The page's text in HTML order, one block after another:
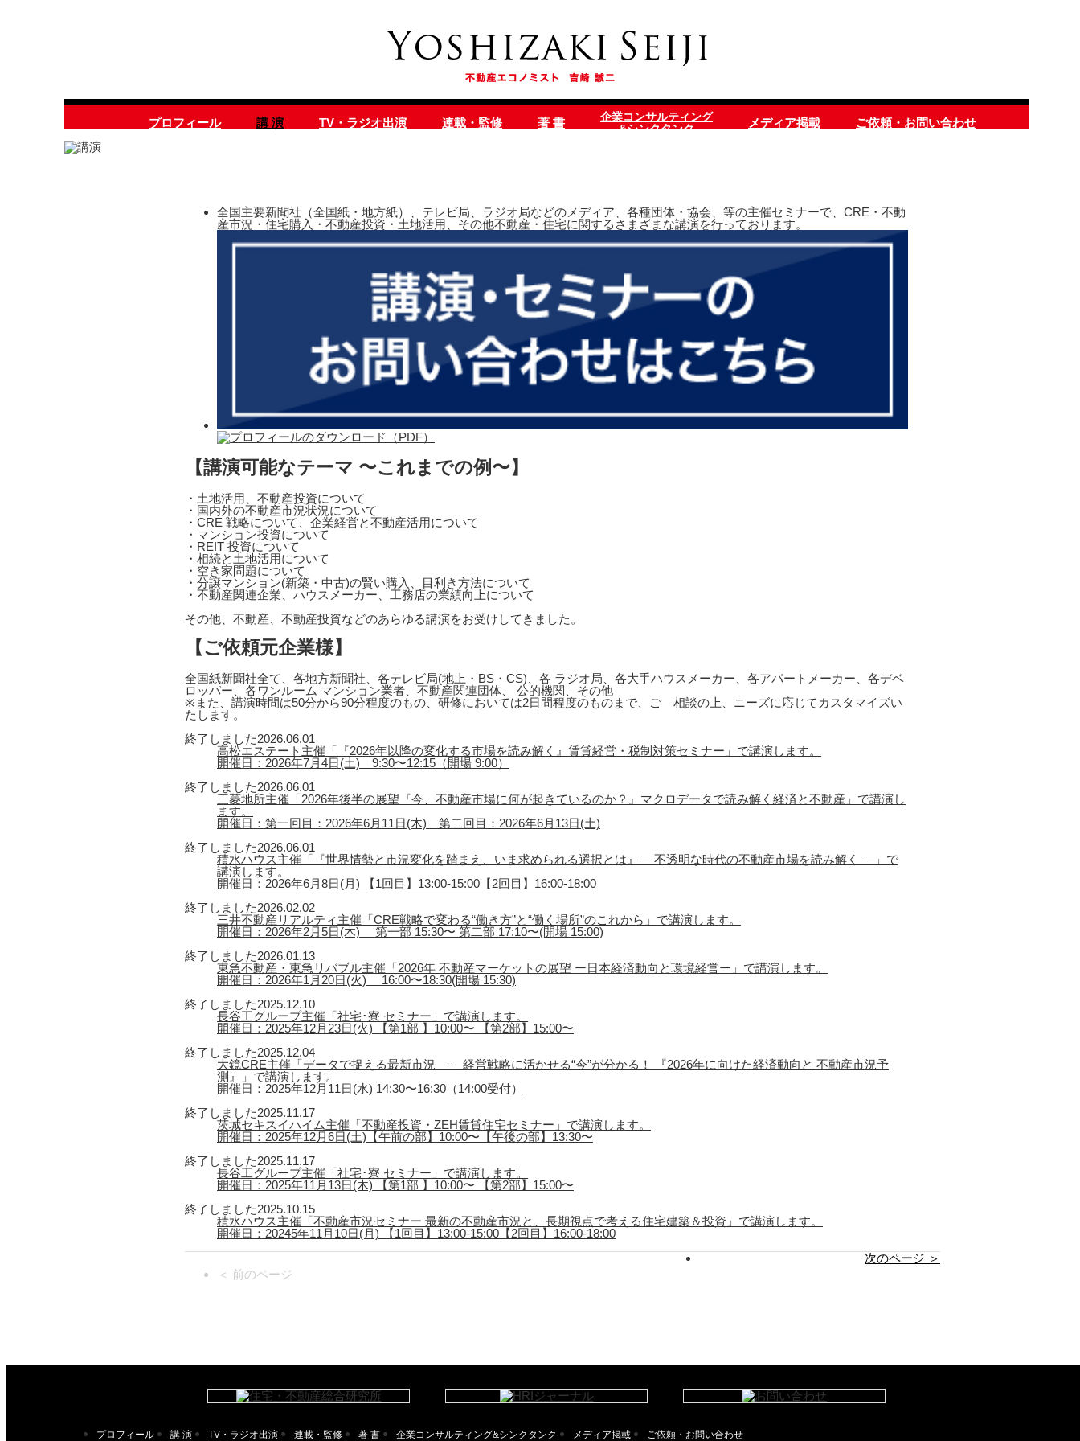
プロフィール 講 演 TV・ラジオ出演 連載・監修 著 書
企業コンサルティング
&シンクタンク
メディア掲載 ご依頼・お問い合わせ
全国主要新聞社（全国紙・地方紙）、テレビ局、ラジオ局などのメディア、各種団体・協会、等の主催セミナーで、CRE・不動
産市況・住宅購入・不動産投資・土地活用、その他不動産・住宅に関するさまざまな講演を行っております。
【講演可能なテーマ 〜これまでの例〜】
・土地活用、不動産投資について
・国内外の不動産市況状況について
・CRE 戦略について、企業経営と不動産活用について
・マンション投資について
・REIT 投資について
・相続と土地活用について
・空き家問題について
・分譲マンション(新築・中古)の賢い購入、目利き方法について
・不動産関連企業、ハウスメーカー、工務店の業績向上について
その他、不動産、不動産投資などのあらゆる講演をお受けしてきました。
【ご依頼元企業様】
全国紙新聞社全て、各地方新聞社、各テレビ局(地上・BS・CS)、各 ラジオ局、各大手ハウスメーカー、各アパートメーカー、各デベ
ロッパー、各ワンルーム マンション業者、不動産関連団体、 公的機関、その他
※また、講演時間は50分から90分程度のもの、研修においては2日間程度のものまで、ご゙相談の上、ニーズに応じてカスタマイズい
たします。
終了しました2026.06.01
高松エステート主催「『2026年以降の変化する市場を読み解く』賃貸経営・税制対策セミナー」で講演します。
開催日：2026年7月4日(土) 9:30〜12:15（開場 9:00）
終了しました2026.06.01
三菱地所主催「2026年後半の展望『今、不動産市場に何が起きているのか？』マクロデータで読み解く経済と不動産」で講演し
ます。
開催日：第一回目：2026年6月11日(木) 第二回目：2026年6月13日(土)
終了しました2026.06.01
積水ハウス主催「『世界情勢と市況変化を踏まえ、いま求められる選択とは』― 不透明な時代の不動産市場を読み解く ―」で
講演します。
開催日：2026年6月8日(月) 【1回目】13:00-15:00【2回目】16:00-18:00
終了しました2026.02.02
三井不動産リアルティ主催「CRE戦略で変わる“働き方”と“働く場所”のこれから」で講演します。
開催日：2026年2月5日(木) 第一部 15:30〜 第二部 17:10〜(開場 15:00)
終了しました2026.01.13
東急不動産・東急リバブル主催「2026年 不動産マーケットの展望 ー日本経済動向と環境経営ー」で講演します。
開催日：2026年1月20日(火) 16:00〜18:30(開場 15:30)
終了しました2025.12.10
長谷工グループ主催「社宅･寮 セミナー」で講演します。
開催日：2025年12月23日(火) 【第1部 】10:00〜 【第2部】15:00〜
終了しました2025.12.04
大鏡CRE主催「データで捉える最新市況― ―経営戦略に活かせる“今”が分かる！ 『2026年に向けた経済動向と 不動産市況予
測』」で講演します。
開催日：2025年12月11日(水) 14:30〜16:30（14:00受付）
終了しました2025.11.17
茨城セキスイハイム主催「不動産投資・ZEH賃貸住宅セミナー」で講演します。
開催日：2025年12月6日(土)【午前の部】10:00〜【午後の部】13:30〜
終了しました2025.11.17
長谷工グループ主催「社宅･寮 セミナー」で講演します。
開催日：2025年11月13日(木) 【第1部 】10:00〜 【第2部】15:00〜
終了しました2025.10.15
積水ハウス主催「不動産市況セミナー 最新の不動産市況と、長期視点で考える住宅建築＆投資」で講演します。
開催日：20245年11月10日(月) 【1回目】13:00-15:00【2回目】16:00-18:00
＜ 前のページ
次のページ ＞
プロフィール 講 演 TV・ラジオ出演 連載・監修 著 書 企業コンサルティング&シンクタンク メディア掲載 ご依頼・お問い合わせ